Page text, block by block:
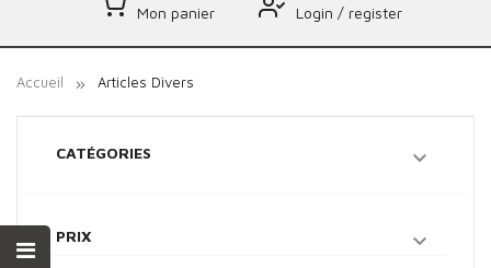
Mon panier Login / register
Accueil Articles Divers
CATÉGORIES 
PRIX 